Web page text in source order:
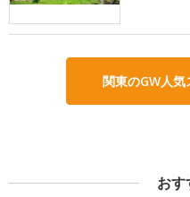
関東のGW人
おす